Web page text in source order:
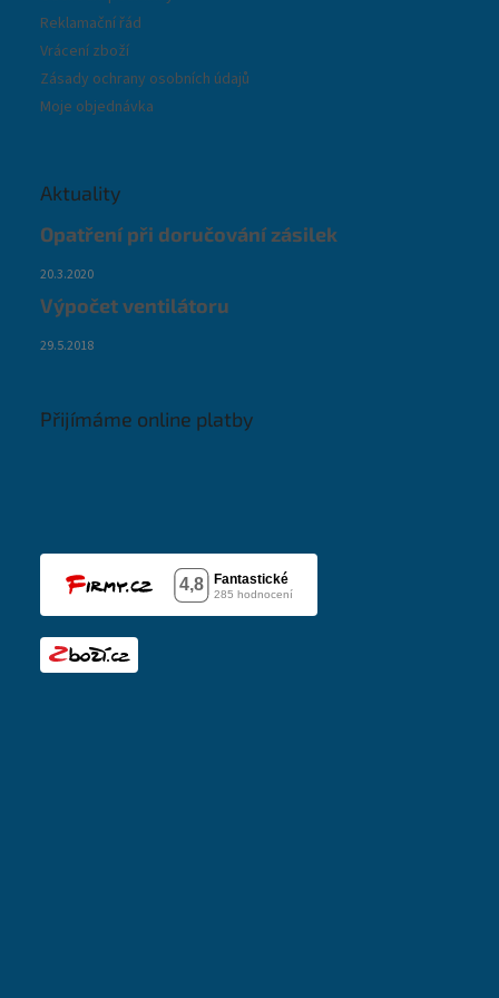
Reklamační řád
Vrácení zboží
Zásady ochrany osobních údajů
Moje objednávka
Aktuality
Opatření při doručování zásilek
20.3.2020
Výpočet ventilátoru
29.5.2018
Přijímáme online platby